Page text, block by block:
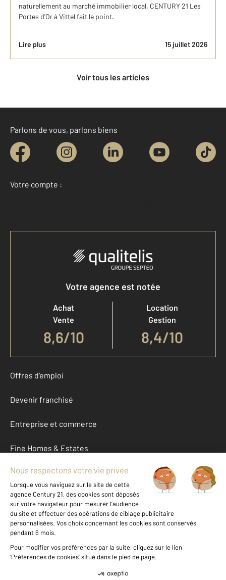
naturellement au marché immobilier local. CENTURY 21 Les
Portes d'Or à Vittel fait le point.
Lire plus 15 juillet 2026
Voir tous les articles
Parlons de vous, parlons biens
Votre compte :
Accéder à mon compte
Votre agence est notée
Achat
Vente
8,6/10
Location
Gestion
8,4/10
Offres d'emploi
Devenir franchisé
Entreprise et commerce
Fine Homes & Estates
À propos
International
Nous contacter